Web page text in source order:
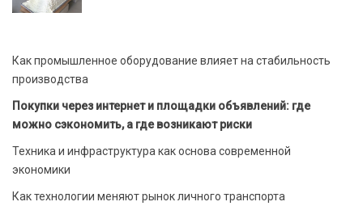
Как промышленное оборудование влияет на стабильность
производства
Покупки через интернет и площадки объявлений: где
можно сэкономить, а где возникают риски
Техника и инфраструктура как основа современной
экономики
Как технологии меняют рынок личного транспорта